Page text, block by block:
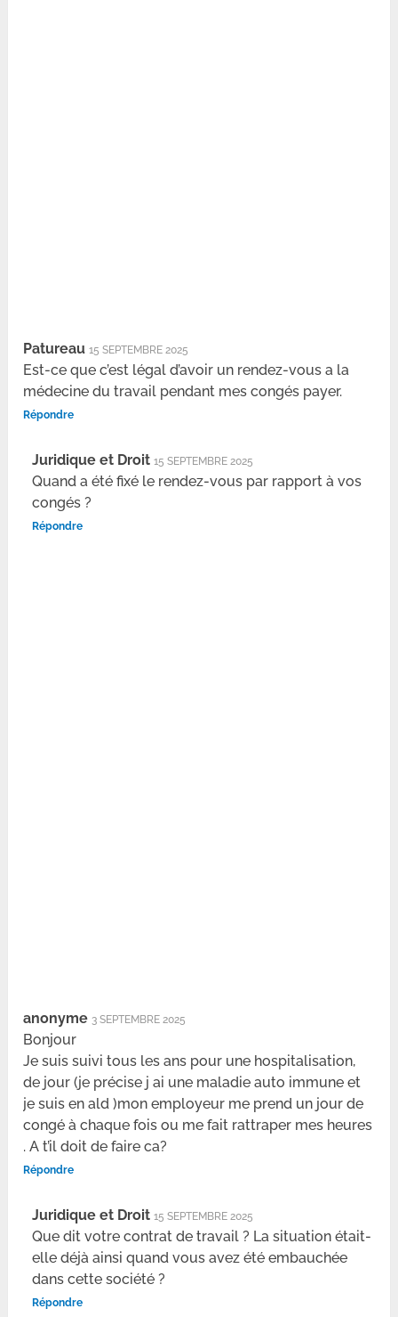
Patureau 15 SEPTEMBRE 2025
Est-ce que c’est légal d’avoir un rendez-vous a la
médecine du travail pendant mes congés payer.
Répondre
Juridique et Droit 15 SEPTEMBRE 2025
Quand a été fixé le rendez-vous par rapport à vos
congés ?
Répondre
anonyme 3 SEPTEMBRE 2025
Bonjour
Je suis suivi tous les ans pour une hospitalisation,
de jour (je précise j ai une maladie auto immune et
je suis en ald )mon employeur me prend un jour de
congé à chaque fois ou me fait rattraper mes heures
. A t’il doit de faire ca?
Répondre
Juridique et Droit 15 SEPTEMBRE 2025
Que dit votre contrat de travail ? La situation était-
elle déjà ainsi quand vous avez été embauchée
dans cette société ?
Répondre